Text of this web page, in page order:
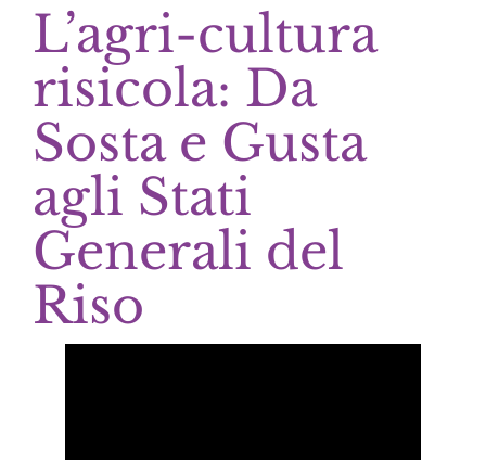
L’agri-cultura
risicola: Da
Sosta e Gusta
agli Stati
Generali del
Riso